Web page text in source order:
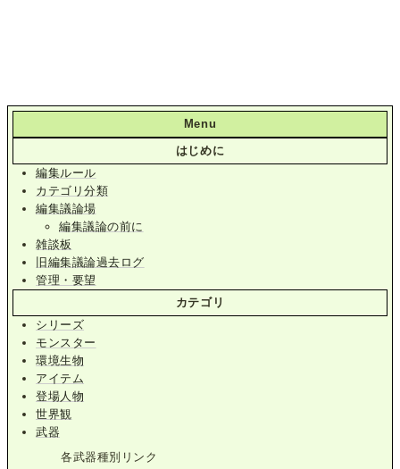
Menu
はじめに
編集ルール
カテゴリ分類
編集議論場
編集議論の前に
雑談板
旧編集議論過去ログ
管理・要望
カテゴリ
シリーズ
モンスター
環境生物
アイテム
登場人物
世界観
武器
各武器種別リンク